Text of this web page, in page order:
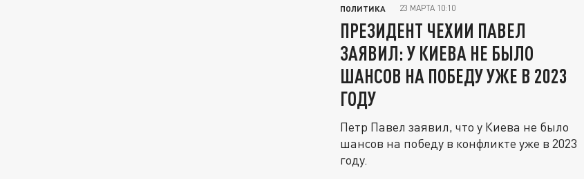
ПОЛИТИКА 23 МАРТА 10:10
ПРЕЗИДЕНТ ЧЕХИИ ПАВЕЛ
ЗАЯВИЛ: У КИЕВА НЕ БЫЛО
ШАНСОВ НА ПОБЕДУ УЖЕ В 2023
ГОДУ
Петр Павел заявил, что у Киева не было
шансов на победу в конфликте уже в 2023
году.